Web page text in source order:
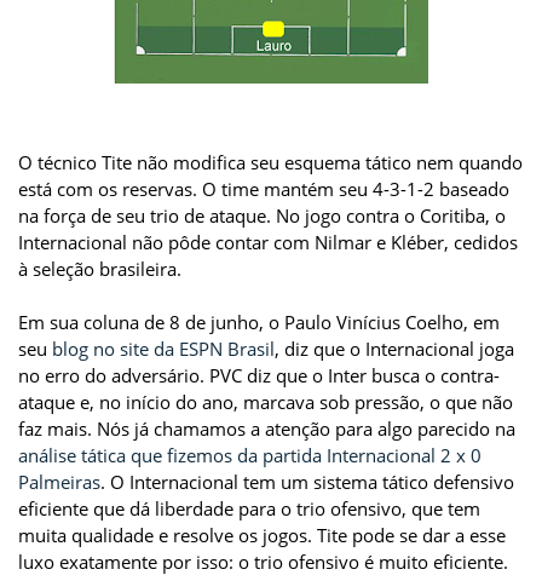
O técnico Tite não modifica seu esquema tático nem quando
está com os reservas. O time mantém seu 4-3-1-2 baseado
na força de seu trio de ataque. No jogo contra o Coritiba, o
Internacional não pôde contar com Nilmar e Kléber, cedidos
à seleção brasileira.
Em sua coluna de 8 de junho, o Paulo Vinícius Coelho, em
seu blog no site da ESPN Brasil, diz que o Internacional joga
no erro do adversário. PVC diz que o Inter busca o contra-
ataque e, no início do ano, marcava sob pressão, o que não
faz mais. Nós já chamamos a atenção para algo parecido na
análise tática que fizemos da partida Internacional 2 x 0
Palmeiras. O Internacional tem um sistema tático defensivo
eficiente que dá liberdade para o trio ofensivo, que tem
muita qualidade e resolve os jogos. Tite pode se dar a esse
luxo exatamente por isso: o trio ofensivo é muito eficiente.